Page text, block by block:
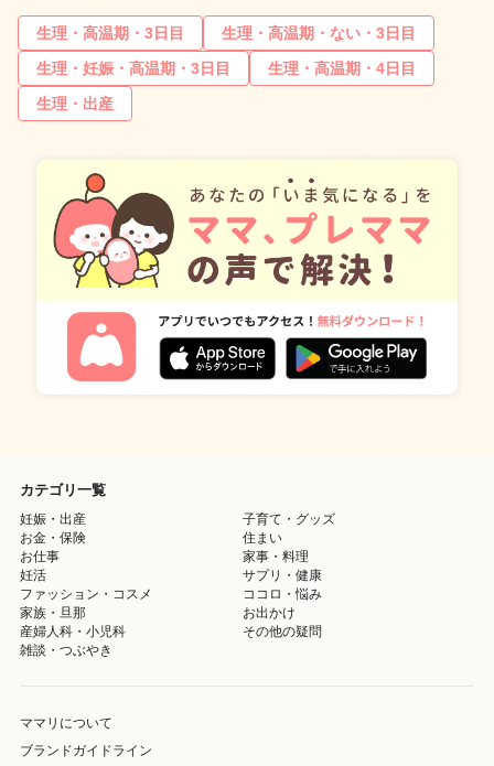
生理・高温期・3日目
生理・高温期・ない・3日目
生理・妊娠・高温期・3日目
生理・高温期・4日目
生理・出産
カテゴリ一覧
妊娠・出産
子育て・グッズ
お金・保険
住まい
お仕事
家事・料理
妊活
サプリ・健康
ファッション・コスメ
ココロ・悩み
家族・旦那
お出かけ
産婦人科・小児科
その他の疑問
雑談・つぶやき
ママリについて
ブランドガイドライン